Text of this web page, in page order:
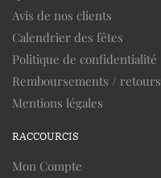
Avis de nos clients
Calendrier des fêtes
Politique de confidentialité
Remboursements / retours
Mentions légales
RACCOURCIS
Mon Compte